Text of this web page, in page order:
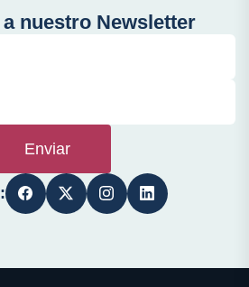
nuestro Newsletter
Enviar